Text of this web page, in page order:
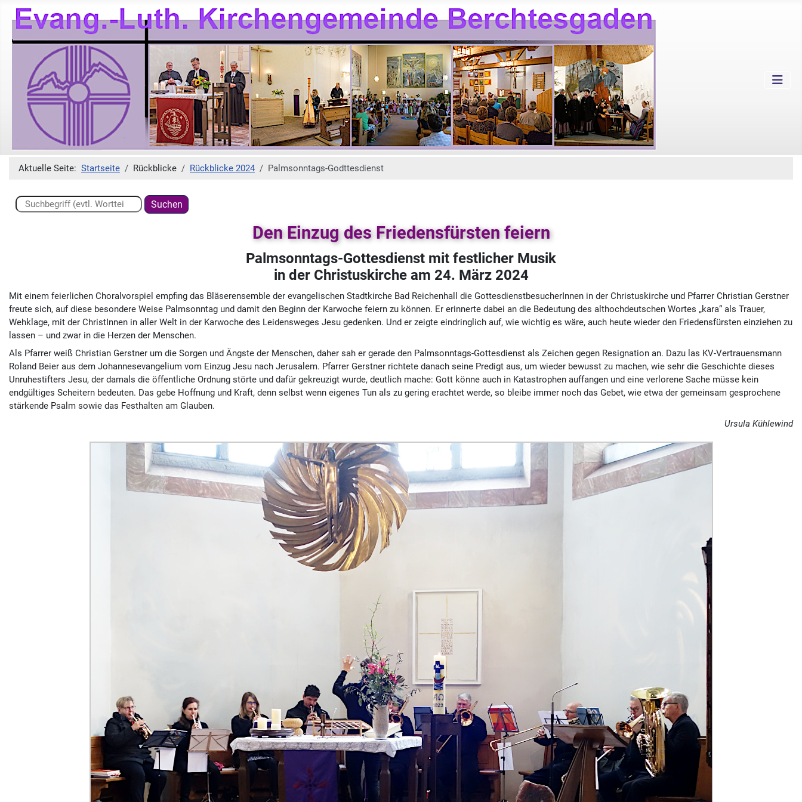
Aktuelle Seite: Startseite Rückblicke Rückblicke 2024 Palmsonntags-Godttesdienst
Suchen ...
Suchen
Den Einzug des Friedensfürsten feiern
Palmsonntags-Gottesdienst mit festlicher Musik
in der Christuskirche am 24. März 2024
Mit einem feierlichen Choralvorspiel empfing das Bläserensemble der evangelischen Stadtkirche Bad Reichenhall die Gottes­dienst­besucher­Innen in der Christus­kirche und Pfarrer Christian Gerstner
freute sich, auf diese besondere Weise Palm­sonntag und damit den Beginn der Karwoche feiern zu können. Er erinnerte dabei an die Bedeutung des althoch­deutschen Wortes „kara“ als Trauer,
Wehklage, mit der ChristInnen in aller Welt in der Karwoche des Leidens­weges Jesu gedenken. Und er zeigte eindringlich auf, wie wichtig es wäre, auch heute wieder den Friedens­fürsten einziehen zu
lassen – und zwar in die Herzen der Menschen.
Als Pfarrer weiß Christian Gerstner um die Sorgen und Ängste der Menschen, daher sah er gerade den Palm­sonntags-Gottesdienst als Zeichen gegen Resignation an. Dazu las KV-Vertrauens­mann
Roland Beier aus dem Johannesevangelium vom Einzug Jesu nach Jerusalem. Pfarrer Gerstner richtete danach seine Predigt aus, um wieder bewusst zu machen, wie sehr die Geschichte dieses
Unruhe­stifters Jesu, der damals die öffent­liche Ordnung störte und dafür gekreuzigt wurde, deutlich mache: Gott könne auch in Kata­stro­phen auffangen und eine verlorene Sache müsse kein
endgültiges Scheitern bedeuten. Das gebe Hoffnung und Kraft, denn selbst wenn eigenes Tun als zu gering erachtet werde, so bleibe immer noch das Gebet, wie etwa der gemein­sam gesprochene
stärkende Psalm sowie das Fest­halten am Glauben.
Ursula Kühlewind